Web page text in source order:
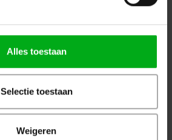
Alles toestaan
Selectie toestaan
Weigeren
Login voor prijzen